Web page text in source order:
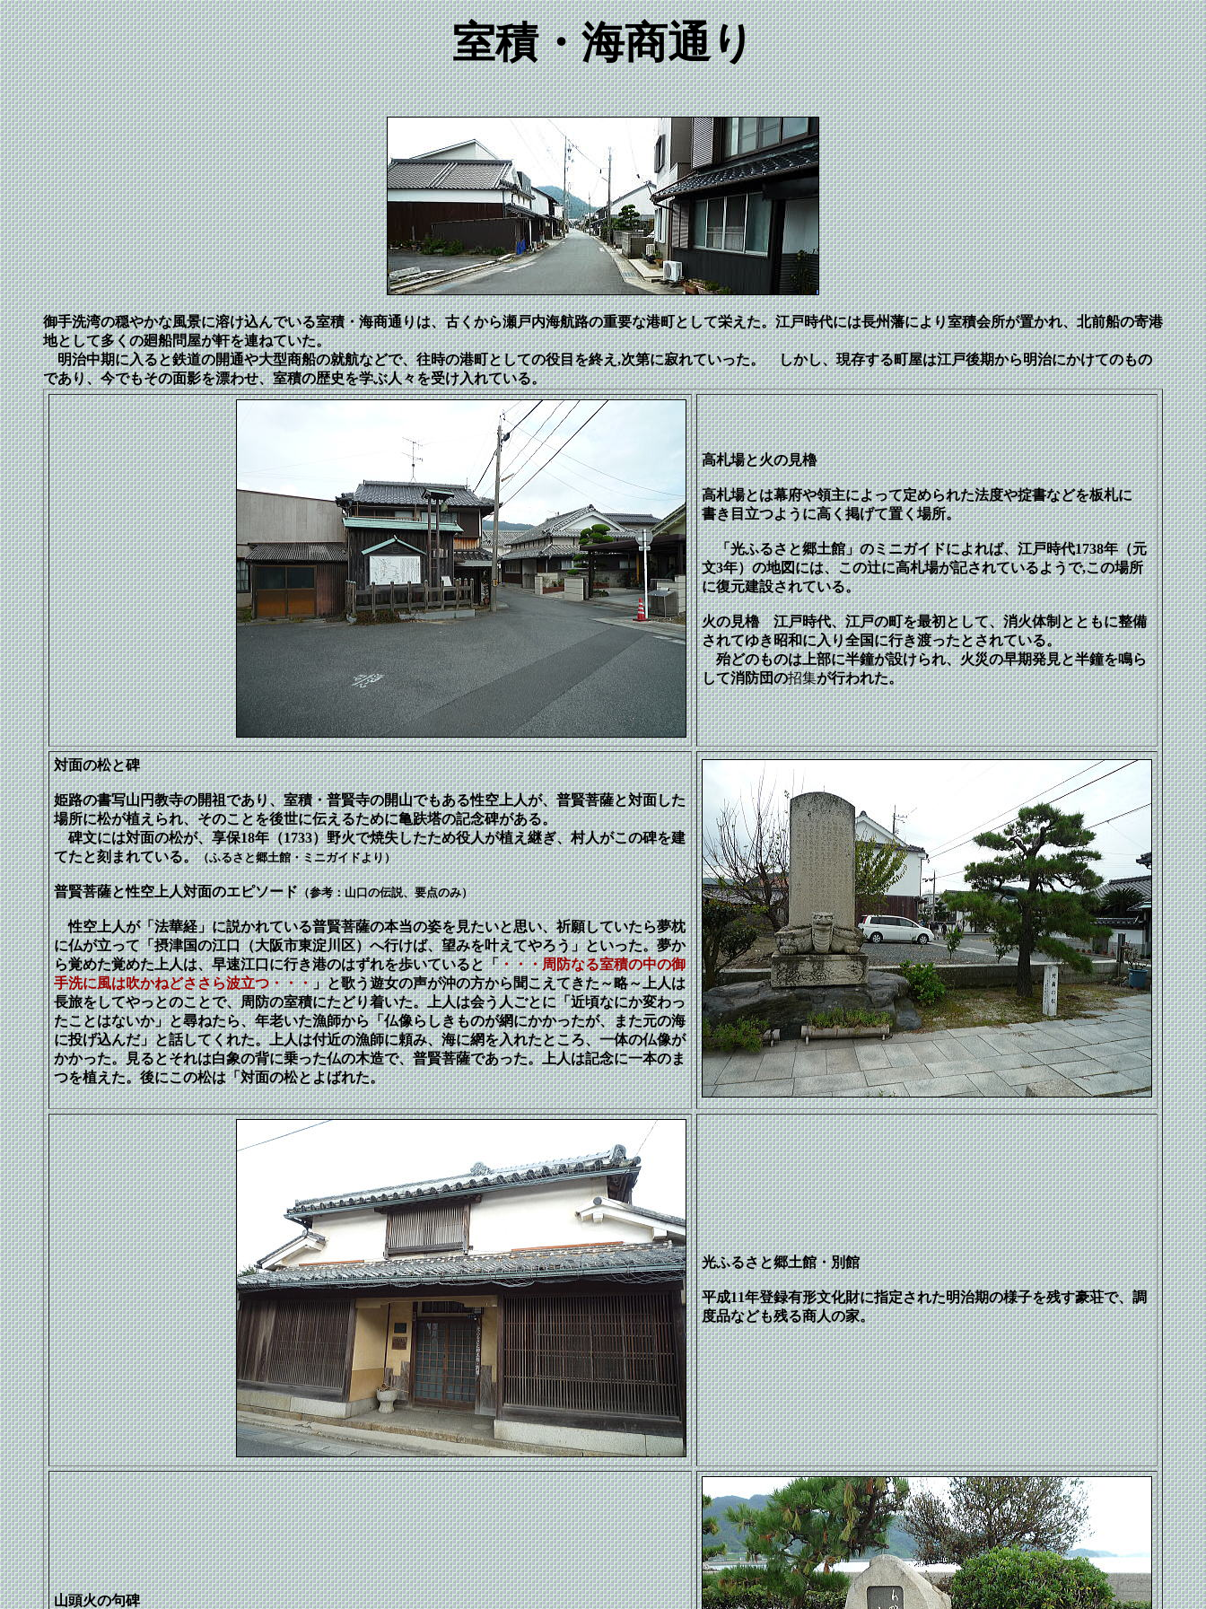
室積・海商通り
御手洗湾の穏やかな風景に溶け込んでいる室積・海商通りは、古くから瀬戸内海航路の重要な港町として栄えた。江戸時代には長州藩により室積会所が置かれ、北前船の寄港
地として多くの廻船問屋が軒を連ねていた。
明治中期に入ると鉄道の開通や大型商船の就航などで、往時の港町としての役目を終え,次第に寂れていった。 しかし、現存する町屋は江戸後期から明治にかけてのもの
であり、今でもその面影を漂わせ、室積の歴史を学ぶ人々を受け入れている。
高札場と火の見櫓
高札場とは幕府や領主によって定められた法度や掟書などを板札に
書き目立つように高く掲げて置く場所。
「光ふるさと郷土館」のミニガイドによれば、江戸時代1738年（元
文3年）の地図には、この辻に高札場が記されているようで,この場所
に復元建設されている。
火の見櫓 江戸時代、江戸の町を最初として、消火体制とともに整備
されてゆき昭和に入り全国に行き渡ったとされている。
殆どのものは上部に半鐘が設けられ、火災の早期発見と半鐘を鳴ら
して消防団の招集が行われた。
対面の松と碑
姫路の書写山円教寺の開祖であり、室積・普賢寺の開山でもある性空上人が、普賢菩薩と対面した
場所に松が植えられ、そのことを後世に伝えるために亀趺塔の記念碑がある。
碑文には対面の松が、享保18年（1733）野火で焼失したため役人が植え継ぎ、村人がこの碑を建
てたと刻まれている。（ふるさと郷土館・ミニガイドより）
普賢菩薩と性空上人対面のエピソード（参考：山口の伝説、要点のみ）
性空上人が「法華経」に説かれている普賢菩薩の本当の姿を見たいと思い、祈願していたら夢枕
に仏が立って「摂津国の江口（大阪市東淀川区）へ行けば、望みを叶えてやろう」といった。夢か
ら覚めた覚めた上人は、早速江口に行き港のはずれを歩いていると「・・・周防なる室積の中の御
手洗に風は吹かねどささら波立つ・・・」と歌う遊女の声が沖の方から聞こえてきた～略～上人は
長旅をしてやっとのことで、周防の室積にたどり着いた。上人は会う人ごとに「近頃なにか変わっ
たことはないか」と尋ねたら、年老いた漁師から「仏像らしきものが網にかかったが、また元の海
に投げ込んだ」と話してくれた。上人は付近の漁師に頼み、海に網を入れたところ、一体の仏像が
かかった。見るとそれは白象の背に乗った仏の木造で、普賢菩薩であった。上人は記念に一本のま
つを植えた。後にこの松は「対面の松とよばれた。
光ふるさと郷土館・別館
平成11年登録有形文化財に指定された明治期の様子を残す豪荘で、調
度品なども残る商人の家。
山頭火の句碑